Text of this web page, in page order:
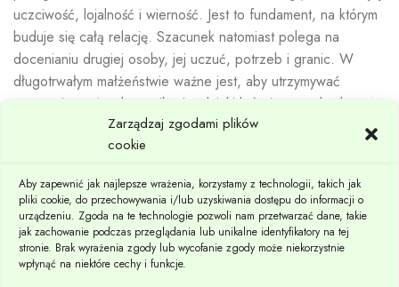
Zarządzaj zgodami plików
cookie
Aby zapewnić jak najlepsze wrażenia, korzystamy z technologii, takich jak
pliki cookie, do przechowywania i/lub uzyskiwania dostępu do informacji o
urządzeniu. Zgoda na te technologie pozwoli nam przetwarzać dane, takie
jak zachowanie podczas przeglądania lub unikalne identyfikatory na tej
stronie. Brak wyrażenia zgody lub wycofanie zgody może niekorzystnie
wpłynąć na niektóre cechy i funkcje.
uczciwość, lojalność i wierność. Jest to fundament, na którym
buduje się całą relację. Szacunek natomiast polega na
docenianiu drugiej osoby, jej uczuć, potrzeb i granic. W
długotrwałym małżeństwie ważne jest, aby utrzymywać
otwartą i uczciwą komunikację, dzięki której można budować
zaufanie poprzez wspólne rozwiązywanie problemów i
dzielenie się emocjami. Szacunek natomiast wyraża się
jakim jest, nawet w trudnych momentach. Pielęgnowanie
zaufania i szacunku wymaga czasu, pracy i uwagi, ale może
znacząco wzmacniać więź partnerską i sprawić, że związek
będzie trwał przez wiele lat.